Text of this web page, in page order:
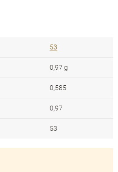
53
0,97 g
0,585
0,97
53